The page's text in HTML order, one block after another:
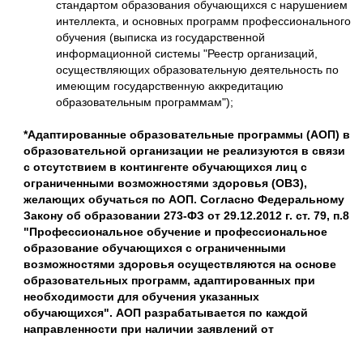
стандартом образования обучающихся с нарушением
интеллекта, и основных программ профессионального
обучения (выписка из государственной
информационной системы "Реестр организаций,
осуществляющих образовательную деятельность по
имеющим государственную аккредитацию
образовательным программам");
*Адаптированные образовательные программы (АОП) в
образовательной организации не реализуются в связи
с отсутствием в контингенте обучающихся лиц с
ограниченными возможностями здоровья (ОВЗ),
желающих обучаться по АОП. Согласно Федеральному
Закону об образовании 273-ФЗ от 29.12.2012 г. ст. 79, п.8
"Профессиональное обучение и профессиональное
образование обучающихся с ограниченными
возможностями здоровья осуществляются на основе
образовательных программ, адаптированных при
необходимости для обучения указанных
обучающихся". АОП разрабатывается по каждой
направленности при наличии заявлений от